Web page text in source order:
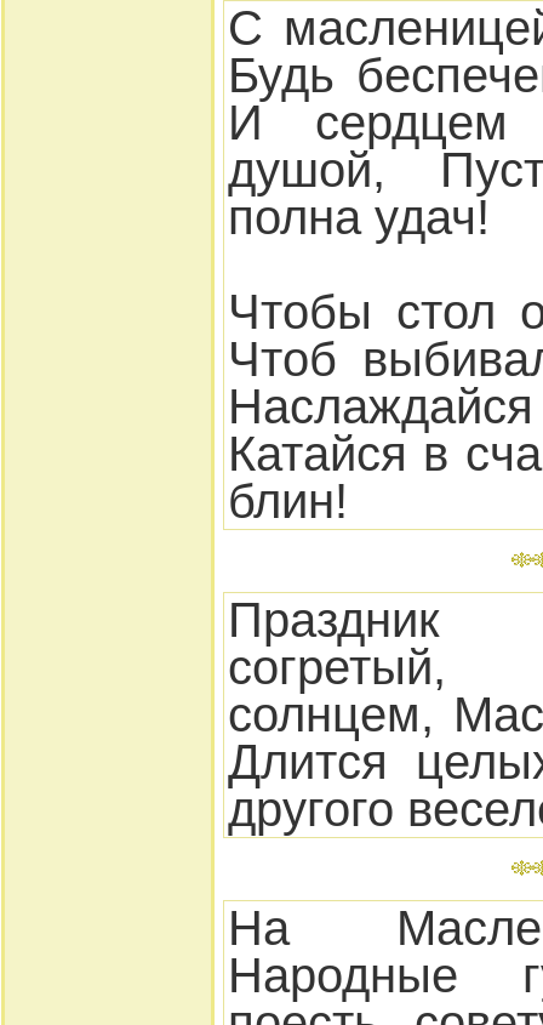
С
Будь
И сердцем
душой,
полна удач!
Чтобы стол
Чтоб
Катайся в
блин!
Праздник
солнцем,
Длится
другого
На
Народные